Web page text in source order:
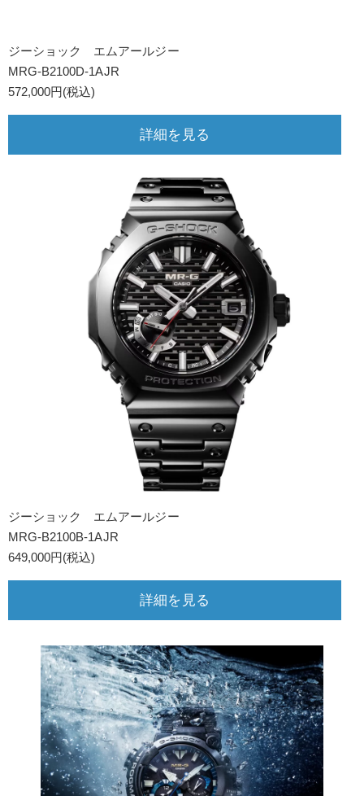
ジーショック エムアールジー
MRG-B2100D-1AJR
572,000円(税込)
詳細を見る
ジーショック エムアールジー
MRG-B2100B-1AJR
649,000円(税込)
詳細を見る